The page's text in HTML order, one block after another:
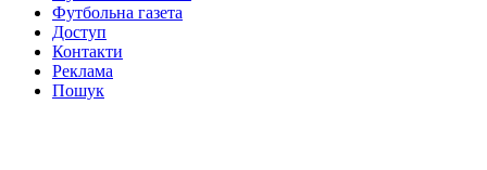
Футбольна газета
Доступ
Контакти
Реклама
Пошук